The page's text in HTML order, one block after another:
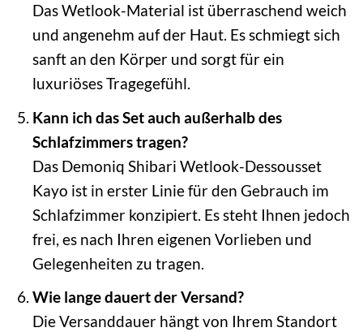
Das Wetlook-Material ist überraschend weich
und angenehm auf der Haut. Es schmiegt sich
sanft an den Körper und sorgt für ein
luxuriöses Tragegefühl.
Kann ich das Set auch außerhalb des
Schlafzimmers tragen?
Das Demoniq Shibari Wetlook-Dessousset
Kayo ist in erster Linie für den Gebrauch im
Schlafzimmer konzipiert. Es steht Ihnen jedoch
frei, es nach Ihren eigenen Vorlieben und
Gelegenheiten zu tragen.
Wie lange dauert der Versand?
Die Versanddauer hängt von Ihrem Standort